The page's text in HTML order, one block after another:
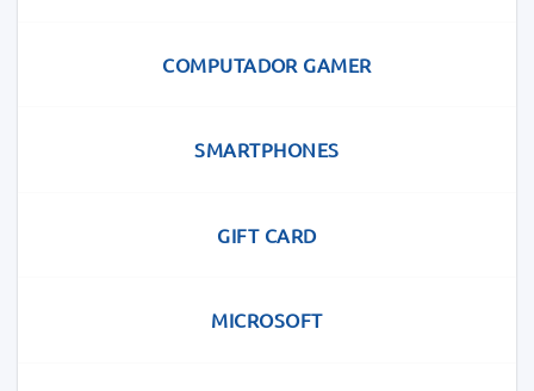
COMPUTADOR GAMER
SMARTPHONES
GIFT CARD
MICROSOFT